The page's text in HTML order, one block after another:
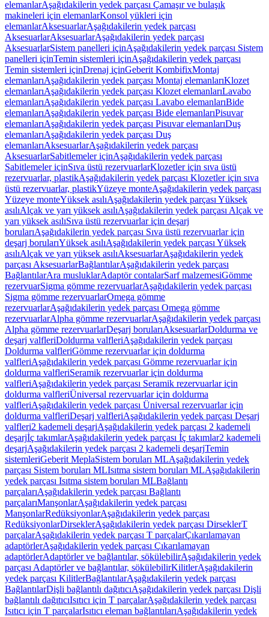
elemanlarAşağıdakilerin yedek parçası Çamaşır ve bulaşık
makineleri için elemanlarKonsol yükleri için
elemanlarAksesuarlarAşağıdakilerin yedek parçası
AksesuarlarAksesuarlarAşağıdakilerin yedek parçası
AksesuarlarSistem panelleri içinAşağıdakilerin yedek parçası Sistem
panelleri içinTemin sistemleri içinAşağıdakilerin yedek parçası
Temin sistemleri içinDrenaj içinGeberit KombifixMontaj
elemanlarıAşağıdakilerin yedek parçası Montaj elemanlarıKlozet
elemanlarıAşağıdakilerin yedek parçası Klozet elemanlarıLavabo
elemanlarıAşağıdakilerin yedek parçası Lavabo elemanlarıBide
elemanlarıAşağıdakilerin yedek parçası Bide elemanlarıPisuvar
elemanlarıAşağıdakilerin yedek parçası Pisuvar elemanlarıDuş
elemanlarıAşağıdakilerin yedek parçası Duş
elemanlarıAksesuarlarAşağıdakilerin yedek parçası
AksesuarlarSabitlemeler içinAşağıdakilerin yedek parçası
Sabitlemeler içinSıva üstü rezervuarlarKlozetler için sıva üstü
rezervuarlar, plastikAşağıdakilerin yedek parçası Klozetler için sıva
üstü rezervuarlar, plastikYüzeye monteAşağıdakilerin yedek parçası
Yüzeye monteYüksek asılıAşağıdakilerin yedek parçası Yüksek
asılıAlçak ve yarı yüksek asılıAşağıdakilerin yedek parçası Alçak ve
yarı yüksek asılıSıva üstü rezervuarlar için deşarj
borularıAşağıdakilerin yedek parçası Sıva üstü rezervuarlar için
deşarj borularıYüksek asılıAşağıdakilerin yedek parçası Yüksek
asılıAlçak ve yarı yüksek asılıAksesuarlarAşağıdakilerin yedek
parçası AksesuarlarBağlantılarAşağıdakilerin yedek parçası
BağlantılarAra musluklarAdaptör contalarSarf malzemesiGömme
rezervuarSigma gömme rezervuarlarAşağıdakilerin yedek parçası
Sigma gömme rezervuarlarOmega gömme
rezervuarlarAşağıdakilerin yedek parçası Omega gömme
rezervuarlarAlpha gömme rezervuarlarAşağıdakilerin yedek parçası
Alpha gömme rezervuarlarDeşarj borularıAksesuarlarDoldurma ve
deşarj valfleriDoldurma valfleriAşağıdakilerin yedek parçası
Doldurma valfleriGömme rezervuarlar için doldurma
valfleriAşağıdakilerin yedek parçası Gömme rezervuarlar için
doldurma valfleriSeramik rezervuarlar için doldurma
valfleriAşağıdakilerin yedek parçası Seramik rezervuarlar için
doldurma valfleriÜniversal rezervuarlar için doldurma
valfleriAşağıdakilerin yedek parçası Üniversal rezervuarlar için
doldurma valfleriDeşarj valfleriAşağıdakilerin yedek parçası Deşarj
valfleri2 kademeli deşarjAşağıdakilerin yedek parçası 2 kademeli
deşarjİç takımlarAşağıdakilerin yedek parçası İç takımlar2 kademeli
deşarjAşağıdakilerin yedek parçası 2 kademeli deşarjTemin
sistemleriGeberit MeplaSistem boruları MLAşağıdakilerin yedek
parçası Sistem boruları MLIsıtma sistem boruları MLAşağıdakilerin
yedek parçası Isıtma sistem boruları MLBağlantı
parçalarıAşağıdakilerin yedek parçası Bağlantı
parçalarıManşonlarAşağıdakilerin yedek parçası
ManşonlarRedüksiyonlarAşağıdakilerin yedek parçası
RedüksiyonlarDirseklerAşağıdakilerin yedek parçası DirseklerT
parçalarAşağıdakilerin yedek parçası T parçalarÇıkarılamayan
adaptörlerAşağıdakilerin yedek parçası Çıkarılamayan
adaptörlerAdaptörler ve bağlantılar, sökülebilirAşağıdakilerin yedek
parçası Adaptörler ve bağlantılar, sökülebilirKilitlerAşağıdakilerin
yedek parçası KilitlerBağlantılarAşağıdakilerin yedek parçası
BağlantılarDişli bağlantılı dağıtıcıAşağıdakilerin yedek parçası Dişli
bağlantılı dağıtıcıIsıtıcı için T parçalarAşağıdakilerin yedek parçası
Isıtıcı için T parçalarIsıtıcı eleman bağlantılarıAşağıdakilerin yedek